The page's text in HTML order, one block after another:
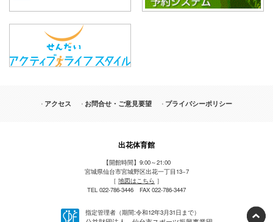
アクセス お問合せ・ご意見要望 プライバシーポリシー
出花体育館
【開館時間】9:00～21:00
宮城県仙台市宮城野区出花一丁目13−7
［ 地図はこちら ］
TEL 022-786-3446 FAX 022-786-3447
指定管理者（期間:令和12年3月31日まで）